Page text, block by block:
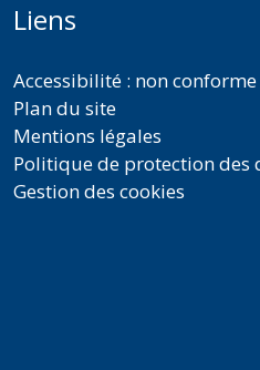
Liens
Accessibilité : non conforme
Plan du site
Mentions légales
Politique de protection des
Gestion des cookies